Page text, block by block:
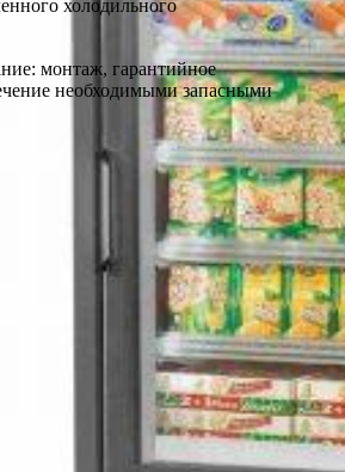
холодильного
монтаж, гарантийное
необходимыми запасными